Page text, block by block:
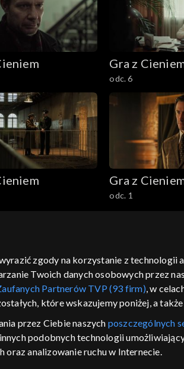
Gra z
odc. 6
Gra z
odc. 1
POLSKI
to Stany Zjednoczone ,
na platformie TVP
moje zgody pomoc
zgody na korzystanie z
Twoich danych osobowych przez
Partnerów TVP (93 firm), w
które wskazujemy poniżej, a
przez Ciebie naszych poszczególnych
podobnych technologii
oraz analizowanie ruchu w Internecie.